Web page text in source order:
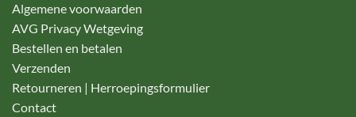
Algemene voorwaarden
AVG Privacy Wetgeving
Bestellen en betalen
Verzenden
Retourneren | Herroepingsformulier
Contact